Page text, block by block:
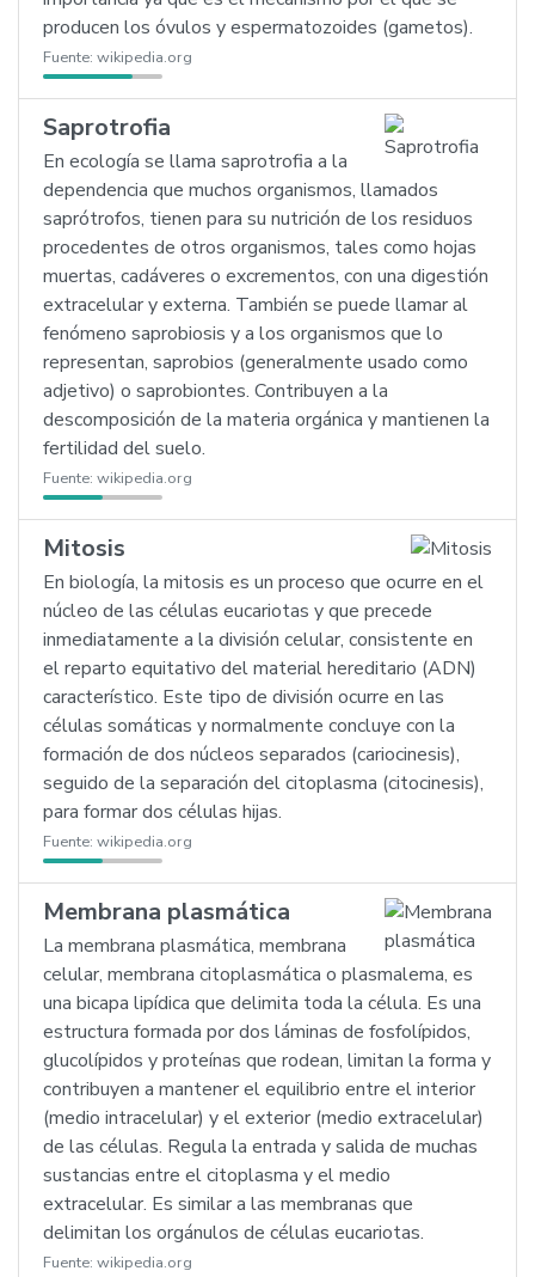
producen los óvulos y espermatozoides (gametos).
Fuente: wikipedia.org
Saprotrofia
En ecología se llama saprotrofia a la
dependencia que muchos organismos, llamados
saprótrofos, tienen para su nutrición de los residuos
procedentes de otros organismos, tales como hojas
muertas, cadáveres o excrementos, con una digestión
extracelular y externa. También se puede llamar al
fenómeno saprobiosis y a los organismos que lo
representan, saprobios (generalmente usado como
adjetivo) o saprobiontes. Contribuyen a la
descomposición de la materia orgánica y mantienen la
fertilidad del suelo.
Fuente: wikipedia.org
Mitosis
En biología, la mitosis es un proceso que ocurre en el
núcleo de las células eucariotas y que precede
inmediatamente a la división celular, consistente en
el reparto equitativo del material hereditario (ADN)
característico. Este tipo de división ocurre en las
células somáticas y normalmente concluye con la
formación de dos núcleos separados (cariocinesis),
seguido de la separación del citoplasma (citocinesis),
para formar dos células hijas.
Fuente: wikipedia.org
Membrana plasmática
La membrana plasmática, membrana
celular, membrana citoplasmática o plasmalema, es
una bicapa lipídica que delimita toda la célula. Es una
estructura formada por dos láminas de fosfolípidos,
glucolípidos y proteínas que rodean, limitan la forma y
contribuyen a mantener el equilibrio entre el interior
(medio intracelular) y el exterior (medio extracelular)
de las células. Regula la entrada y salida de muchas
sustancias entre el citoplasma y el medio
extracelular. Es similar a las membranas que
delimitan los orgánulos de células eucariotas.
Fuente: wikipedia.org